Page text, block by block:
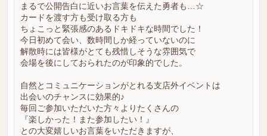
まるで公開告白に近いお言葉を伝えた勇者も…☆
カードを渡す方も受け取る方も
ちょこっと緊張感のあるドキドキな時間でした！
今日初めて会い、数時間しか経っていないのに
解散時には皆様がとても残惜しそうな雰囲気で
会場を後にしておられたのが印象的でした。
自然とコミュニケーションがとれる支店外イベントは
出会いのチャンスに効果的♪
毎回ご参加いただいた方々よりたくさんの
『楽しかった！また参加したい！』
との大変嬉しいお言葉をいただきますが、